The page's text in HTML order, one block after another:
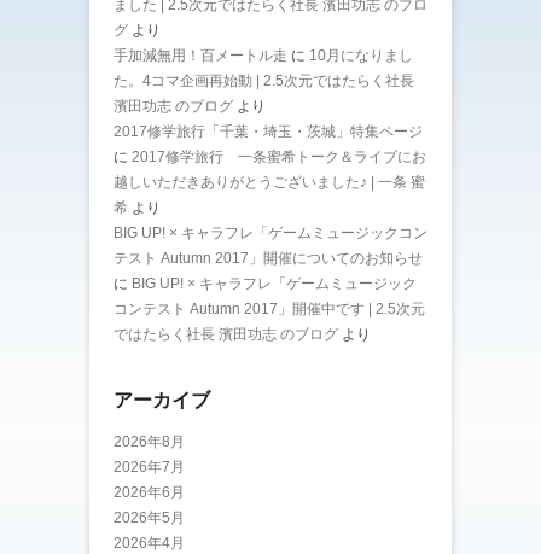
ました | 2.5次元ではたらく社長 濱田功志 のブロ
グ より
手加減無用！百メートル走 に 10月になりまし
た。4コマ企画再始動 | 2.5次元ではたらく社長
濱田功志 のブログ より
2017修学旅行「千葉・埼玉・茨城」特集ページ
に 2017修学旅行 一条蜜希トーク＆ライブにお
越しいただきありがとうございました♪ | 一条 蜜
希 より
BIG UP! × キャラフレ「ゲームミュージックコン
テスト Autumn 2017」開催についてのお知らせ
に BIG UP! × キャラフレ「ゲームミュージック
コンテスト Autumn 2017」開催中です | 2.5次元
ではたらく社長 濱田功志 のブログ より
アーカイブ
2026年8月
2026年7月
2026年6月
2026年5月
2026年4月